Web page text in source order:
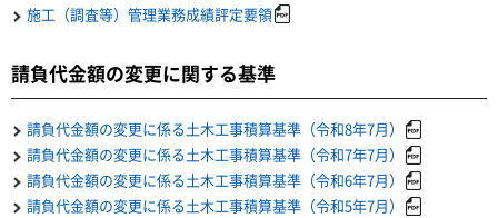
施工（調査等）管理業務成績評定要領
請負代金額の変更に関する基準
請負代金額の変更に係る土木工事積算基準（令和8年7月）
請負代金額の変更に係る土木工事積算基準（令和7年7月）
請負代金額の変更に係る土木工事積算基準（令和6年7月）
請負代金額の変更に係る土木工事積算基準（令和5年7月）